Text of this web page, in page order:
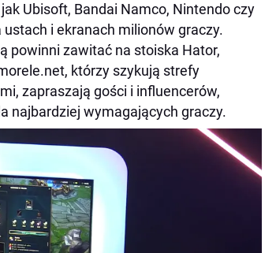
Ubisoft, Bandai Namco, Nintendo czy
i ekranach milionów graczy.
powinni zawitać na stoiska Hator,
którzy szykują strefy
zapraszają gości i influencerów,
najbardziej wymagających graczy.